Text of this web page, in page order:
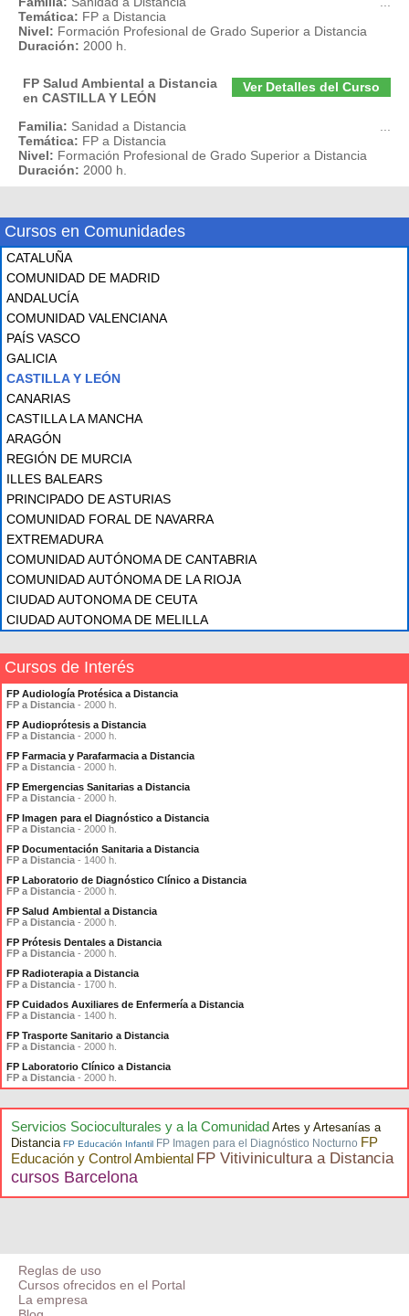
Temática: FP a Distancia
Nivel: Formación Profesional de Grado Superior a Distancia
Duración: 2000 h.
Ver Detalles del Curso
FP Salud Ambiental a Distancia
en CASTILLA Y LEÓN
Familia: Sanidad a Distancia
Temática: FP a Distancia
Nivel: Formación Profesional de Grado Superior a Distancia
Duración: 2000 h.
Cursos en Comunidades
CATALUÑA
COMUNIDAD DE MADRID
ANDALUCÍA
COMUNIDAD VALENCIANA
PAÍS VASCO
GALICIA
CASTILLA Y LEÓN
CANARIAS
CASTILLA LA MANCHA
ARAGÓN
REGIÓN DE MURCIA
ILLES BALEARS
PRINCIPADO DE ASTURIAS
COMUNIDAD FORAL DE NAVARRA
EXTREMADURA
COMUNIDAD AUTÓNOMA DE CANTABRIA
COMUNIDAD AUTÓNOMA DE LA RIOJA
CIUDAD AUTONOMA DE CEUTA
CIUDAD AUTONOMA DE MELILLA
Cursos de Interés
FP Audiología Protésica a Distancia
FP a Distancia - 2000 h.
FP Audioprótesis a Distancia
FP a Distancia - 2000 h.
FP Farmacia y Parafarmacia a Distancia
FP a Distancia - 2000 h.
FP Emergencias Sanitarias a Distancia
FP a Distancia - 2000 h.
FP Imagen para el Diagnóstico a Distancia
FP a Distancia - 2000 h.
FP Documentación Sanitaria a Distancia
FP a Distancia - 1400 h.
FP Laboratorio de Diagnóstico Clínico a Distancia
FP a Distancia - 2000 h.
FP Salud Ambiental a Distancia
FP a Distancia - 2000 h.
FP Prótesis Dentales a Distancia
FP a Distancia - 2000 h.
FP Radioterapia a Distancia
FP a Distancia - 1700 h.
FP Cuidados Auxiliares de Enfermería a Distancia
FP a Distancia - 1400 h.
FP Trasporte Sanitario a Distancia
FP a Distancia - 2000 h.
FP Laboratorio Clínico a Distancia
FP a Distancia - 2000 h.
Servicios Socioculturales y a la Comunidad Artes y Artesanías a
Distancia FP Educación Infantil FP Imagen para el Diagnóstico Nocturno FP
Educación y Control Ambiental FP Vitivinicultura a Distancia
cursos Barcelona
Reglas de uso
Cursos ofrecidos en el Portal
La empresa